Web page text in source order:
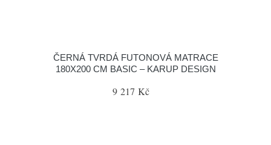
ČERNÁ TVRDÁ FUTONOVÁ MATRACE
180X200 CM BASIC – KARUP DESIGN
9 217 Kč